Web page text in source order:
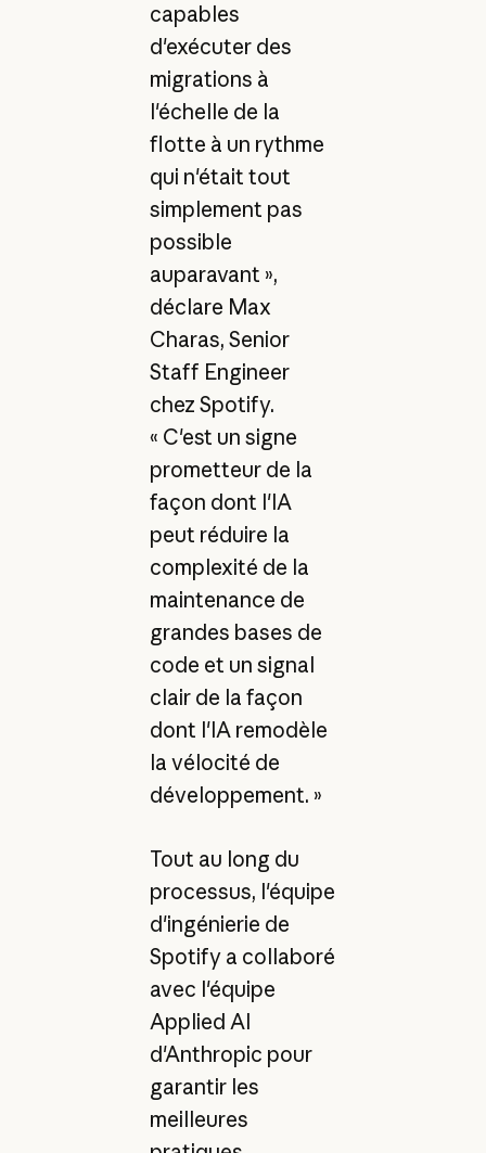
capables
d'exécuter des
migrations à
l'échelle de la
flotte à un rythme
qui n'était tout
simplement pas
possible
auparavant »,
déclare Max
Charas, Senior
Staff Engineer
chez Spotify.
« C'est un signe
prometteur de la
façon dont l'IA
peut réduire la
complexité de la
maintenance de
grandes bases de
code et un signal
clair de la façon
dont l'IA remodèle
la vélocité de
développement. »
Tout au long du
processus, l'équipe
d'ingénierie de
Spotify a collaboré
avec l'équipe
Applied AI
d'Anthropic pour
garantir les
meilleures